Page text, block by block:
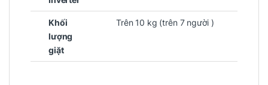
Khối
lượng
giặt
Trên 10 kg (trên 7 người )